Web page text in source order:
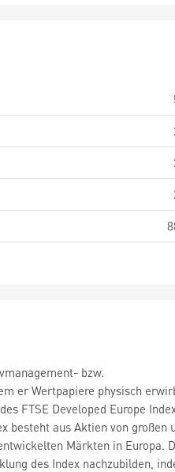
bzw.
er Wertpapiere physisch
FTSE Developed Europe
besteht aus Aktien von großen
Märkten in Europa.
des Index nachzubilden,